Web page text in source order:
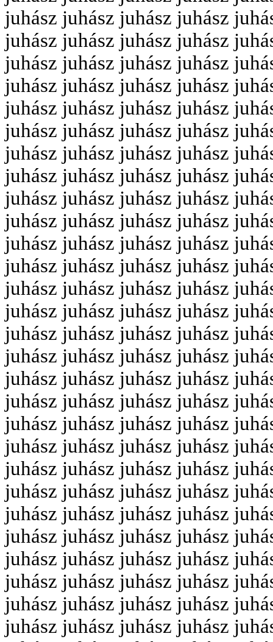
juhász juhász juhász juhász
juhász juhász juhász juhász
juhász juhász juhász juhász
juhász juhász juhász juhász
juhász juhász juhász juhász
juhász juhász juhász juhász
juhász juhász juhász juhász
juhász juhász juhász juhász
juhász juhász juhász juhász
juhász juhász juhász juhász
juhász juhász juhász juhász
juhász juhász juhász juhász
juhász juhász juhász juhász
juhász juhász juhász juhász
juhász juhász juhász juhász
juhász juhász juhász juhász
juhász juhász juhász juhász
juhász juhász juhász juhász
juhász juhász juhász juhász
juhász juhász juhász juhász
juhász juhász juhász juhász
juhász juhász juhász juhász
juhász juhász juhász juhász
juhász juhász juhász juhász
juhász juhász juhász juhász
juhász juhász juhász juhász
juhász juhász juhász juhász
juhász juhász juhász juhász